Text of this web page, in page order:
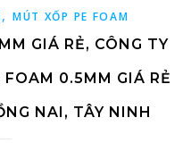
, MÚT XỐP PE FOAM
GIÁ RẺ, CÔNG TY
0.5MM GIÁ RẺ
NAI, TÂY NINH